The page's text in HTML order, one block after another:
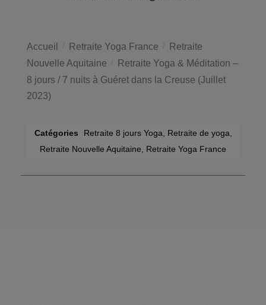
Accueil / Retraite Yoga France /
Retraite
Nouvelle Aquitaine
/
Retraite Yoga & Méditation –
8 jours / 7 nuits à Guéret dans la Creuse (Juillet
2023)
Catégories Retraite 8 jours Yoga Retraite de yoga
Retraite Nouvelle Aquitaine
Retraite Yoga France